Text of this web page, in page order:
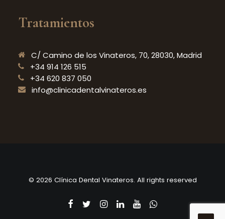
Tratamientos
C/ Camino de los Vinateros, 70, 28030, Madrid
+34 914 126 515
+34 620 837 050
info@clinicadentalvinateros.es
© 2026 Clínica Dental Vinateros. All rights reserved